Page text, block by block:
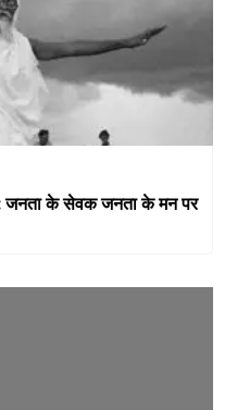
: जनता के सेवक जनता के मन पर